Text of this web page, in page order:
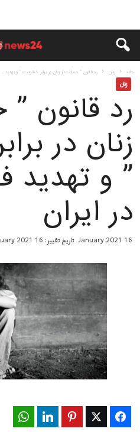
خانه زنان رد قانون ” حمایت از زنان در برابر خشونت ” و تهدید...
زنان
رد قانون
زنان در
” و تهدید
در ایران
16 January 2021 تاریخ تغییر: 16 January 2021
Facebook
Twitter
Pinterest
LinkedIn